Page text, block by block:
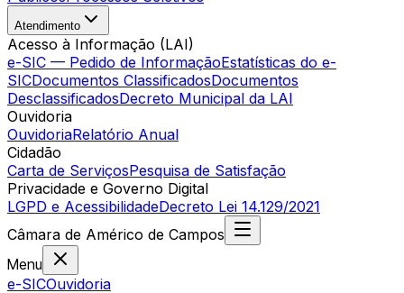
Atendimento
Acesso à Informação (LAI)
e-SIC — Pedido de InformaçãoEstatísticas do e-
SICDocumentos ClassificadosDocumentos
DesclassificadosDecreto Municipal da LAI
Ouvidoria
OuvidoriaRelatório Anual
Cidadão
Carta de ServiçosPesquisa de Satisfação
Privacidade e Governo Digital
LGPD e AcessibilidadeDecreto Lei 14.129/2021
Câmara de Américo de Campos
Menu
e-SICOuvidoria